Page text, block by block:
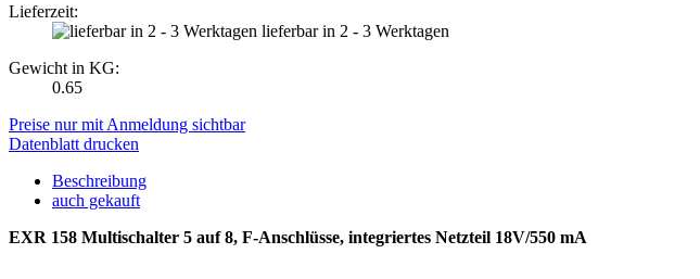
Lieferzeit:
lieferbar in 2 - 3 Werktagen
Gewicht in KG:
0.65
Preise nur mit Anmeldung sichtbar
Datenblatt drucken
Beschreibung
auch gekauft
EXR 158 Multischalter 5 auf 8, F-Anschlüsse, integriertes Netzteil 18V/550 mA